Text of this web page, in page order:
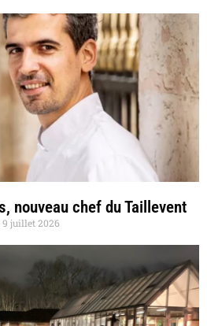
nouveau chef du Taillevent
9 juillet 2026